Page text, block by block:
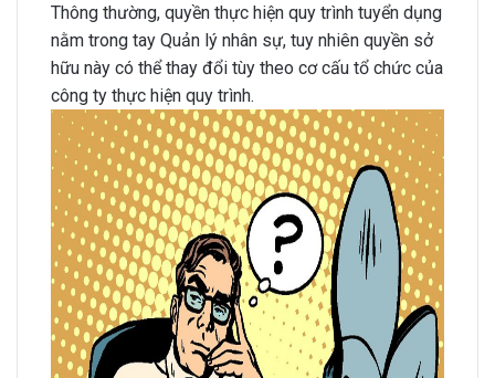
Thông thường, quyền thực hiện quy trình tuyển dụng
nằm trong tay Quản lý nhân sự, tuy nhiên quyền sở
hữu này có thể thay đổi tùy theo cơ cấu tổ chức của
công ty thực hiện quy trình.